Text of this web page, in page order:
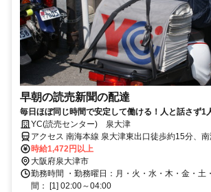
早朝の読売新聞の配達
毎日ほぼ同じ時間で安定して働ける！人と話さず1
ンプル作業！家計や年金の＋αにもぴったり！中高
代）も活躍中！
YC(読売センター) 泉大津
アクセス 南海本線 泉大津東出口徒歩約15分、
21分、南海本線 北助松東出口徒歩約29分
時給1,472円以上
大阪府泉大津市
勤務時間 ・勤務曜日：月・火・水・木・金・土
間： [1] 02:00～04:00